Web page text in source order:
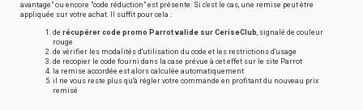
avantage" ou encore "code réduction" est présente. Si c'est le cas, une remise peut être
appliquée sur votre achat. Il suffit pour cela :
de récupérer code promo Parrot valide sur CeriseClub, signalé de couleur
rouge
de vérifier les modalités d'utilisation du code et les restrictions d'usage
de recopier le code fourni dans la case prévue à cet effet sur le site Parrot
la remise accordée est alors calculée automatiquement
il ne vous reste plus qu'à régler votre commande en profitant du nouveau prix
remisé